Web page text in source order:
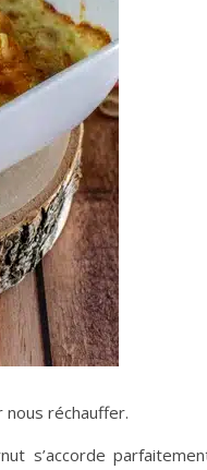
réchauffer.
s’accorde